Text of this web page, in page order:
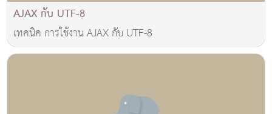
AJAX กับ UTF-8
เทคนิค การใช้งาน AJAX กับ UTF-8